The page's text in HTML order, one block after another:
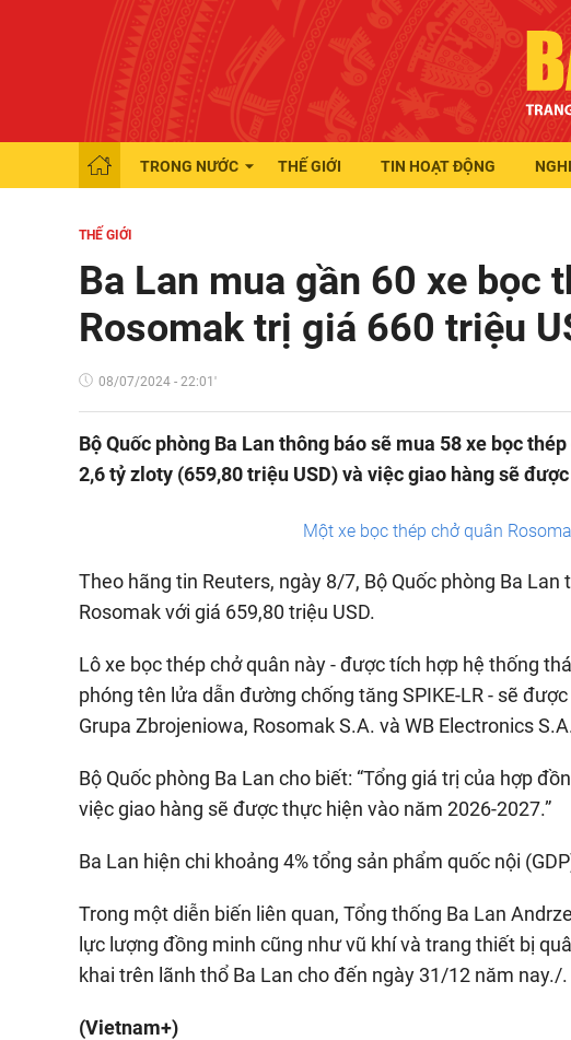
TRONG NƯỚC THẾ GIỚI TIN HOẠT ĐỘNG
THẾ GIỚI
Ba Lan mua gần 60 xe bọc
Rosomak trị giá 660 triệu
08/07/2024 - 22:01'
Bộ Quốc phòng Ba Lan thông báo sẽ mua 58 xe bọc
2,6 tỷ zloty (659,80 triệu USD) và việc giao hàng sẽ
Một xe bọc thép chở quân
Theo hãng tin Reuters, ngày 8/7, Bộ Quốc phòng Ba
Rosomak với giá 659,80 triệu USD.
Lô xe bọc thép chở quân này - được tích hợp hệ thống
phóng tên lửa dẫn đường chống tăng SPIKE-LR - sẽ
Grupa Zbrojeniowa, Rosomak S.A. và WB Electronics
Bộ Quốc phòng Ba Lan cho biết: “Tổng giá trị của hợp
việc giao hàng sẽ được thực hiện vào năm 2026-2027.”
Ba Lan hiện chi khoảng 4% tổng sản phẩm quốc nội
Trong một diễn biến liên quan, Tổng thống Ba Lan
lực lượng đồng minh cũng như vũ khí và trang thiết bị
khai trên lãnh thổ Ba Lan cho đến ngày 31/12 năm nay./.
(Vietnam+)